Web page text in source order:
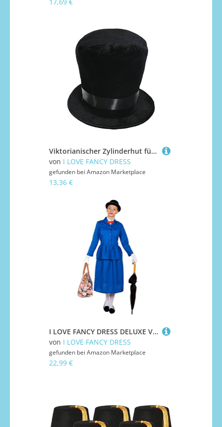
Viktorianischer Zylinderhut für Kinder, 2 Stück, weicher schwarzer Plüsch, 55 cm, Zylinder mit schwarzem Satinband, viktorianischer Gentleman, historisches Kostümzubehör
von I LOVE FANCY DRESS
gefunden bei Amazon Marketplace
13,36 €
I LOVE FANCY DRESS DELUXE VIKTORIANISCHES KINDERMÄDCHEN KOSTÜM FÜR DAMEN - BEINHALTET: KOSTÜM, 60CM MELONE UND TASCHE (KLEIN - EUR 36-38)
von I LOVE FANCY DRESS
gefunden bei Amazon Marketplace
22,99 €